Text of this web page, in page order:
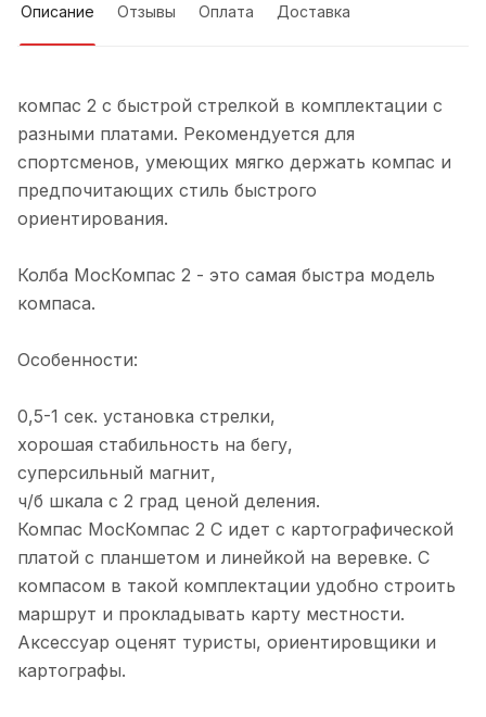
Описание Отзывы Оплата Доставка
компас 2 с быстрой стрелкой в комплектации с
разными платами. Рекомендуется для
спортсменов, умеющих мягко держать компас и
предпочитающих стиль быстрого
ориентирования.
Колба МосКомпас 2 - это самая быстра модель
компаса.
Особенности:
0,5-1 сек. установка стрелки,
хорошая стабильность на бегу,
суперсильный магнит,
ч/б шкала с 2 град ценой деления.
Компас МосКомпас 2 С идет с картографической
платой с планшетом и линейкой на веревке. С
компасом в такой комплектации удобно строить
маршрут и прокладывать карту местности.
Аксессуар оценят туристы, ориентировщики и
картографы.